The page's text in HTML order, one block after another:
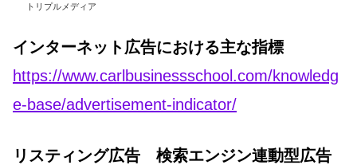
トリプルメディア
インターネット広告における主な指標
https://www.carlbusinessschool.com/knowledg
e-base/advertisement-indicator/
リスティング広告 検索エンジン連動型広告